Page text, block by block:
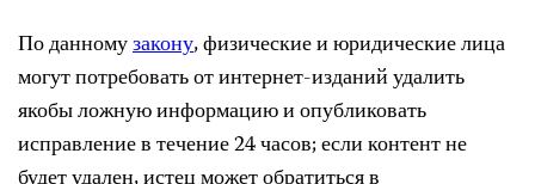
По данномузакону, физические и юридические лица
могут потребовать от интернет-изданий удалить
якобы ложную информацию и опубликовать
исправление в течение 24 часов; если контент не